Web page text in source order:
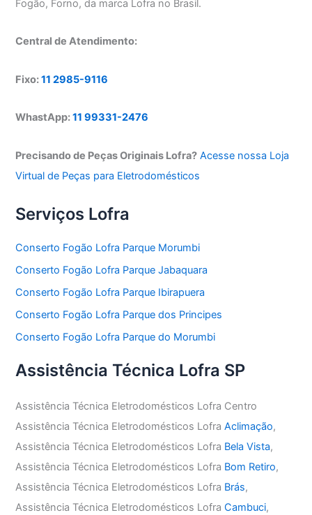
Fogão, Forno, da marca Lofra no Brasil.
Central de Atendimento:
Fixo:11 2985-9116
WhastApp:11 99331-2476
Precisando de Peças Originais Lofra? Acesse nossa Loja
Virtual de Peças para Eletrodomésticos
Serviços Lofra
Conserto Fogão Lofra Parque Morumbi
Conserto Fogão Lofra Parque Jabaquara
Conserto Fogão Lofra Parque Ibirapuera
Conserto Fogão Lofra Parque dos Principes
Conserto Fogão Lofra Parque do Morumbi
Assistência Técnica Lofra SP
Assistência Técnica Eletrodomésticos Lofra Centro
Assistência Técnica Eletrodomésticos LofraAclimação,
Assistência Técnica Eletrodomésticos Lofra Bela Vista,
Assistência Técnica Eletrodomésticos Lofra Bom Retiro,
Assistência Técnica Eletrodomésticos Lofra Brás,
Assistência Técnica Eletrodomésticos LofraCambuci,